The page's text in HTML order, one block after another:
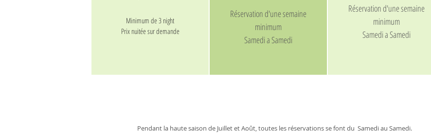
Minimum de 3 night
Prix nuitée sur demande
Réservation d'une semaine
minimum
Samedi a Samedi
Réservation d'une semaine
minimum
Samedi a Samedi
Pendant la haute saison de Juillet et Août, toutes les réservations se font du Samedi au Samedi.